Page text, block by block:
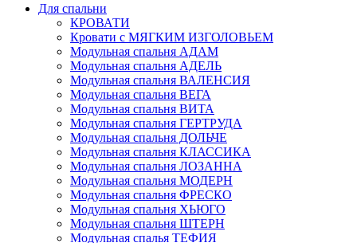
Для спальни
КРОВАТИ
Кровати с МЯГКИМ ИЗГОЛОВЬЕМ
Модульная спальня АДАМ
Модульная спальня АДЕЛЬ
Модульная спальня ВАЛЕНСИЯ
Модульная спальня ВЕГА
Модульная спальня ВИТА
Модульная спальня ГЕРТРУДА
Модульная спальня ДОЛЬЧЕ
Модульная спальня КЛАССИКА
Модульная спальня ЛОЗАННА
Модульная спальня МОДЕРН
Модульная спальня ФРЕСКО
Модульная спальня ХЬЮГО
Модульная спальня ШТЕРН
Модульная спалья ТЕФИЯ